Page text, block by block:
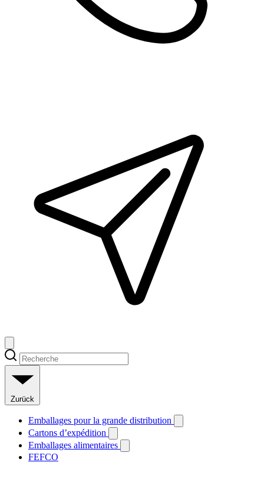
Zurück
Emballages pour la grande distribution
Cartons d’expédition
Emballages alimentaires
FEFCO